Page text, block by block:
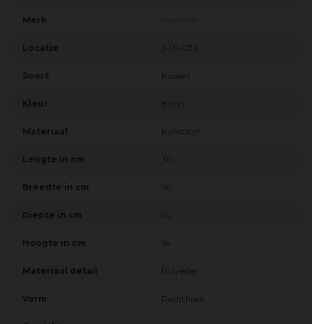
Merk
Locatie J-W-036
Soort Kussen
Kleur Bruin
Materiaal Kunststof
Lengte in cm 30
Breedte in cm 50
Diepte in cm 14
Hoogte in cm 14
Materiaal detail Polyester
Vorm Rechthoek